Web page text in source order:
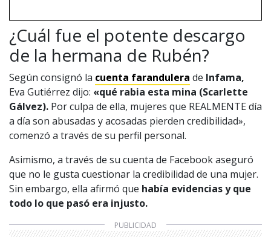
¿Cuál fue el potente descargo
de la hermana de Rubén?
Según consignó la cuenta farandulera de Infama,
Eva Gutiérrez dijo: «qué rabia esta mina (Scarlette
Gálvez). Por culpa de ella, mujeres que REALMENTE día
a día son abusadas y acosadas pierden credibilidad»,
comenzó a través de su perfil personal.
Asimismo, a través de su cuenta de Facebook aseguró
que no le gusta cuestionar la credibilidad de una mujer.
Sin embargo, ella afirmó que había evidencias y que
todo lo que pasó era injusto.